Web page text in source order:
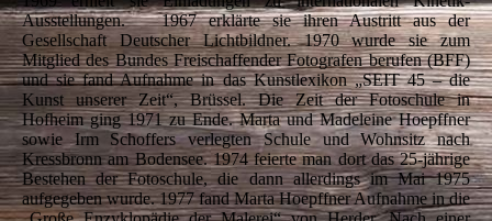
Ausstellungen. 1967 erklärte sie ihren Austritt aus der
Gesellschaft Deutscher Lichtbildner. 1970 wurde sie zum
Mitglied des Bundes Freischaffender Fotografen berufen (BFF)
und sie fand Aufnahme in das Kunstlexikon „SEIT 45 – die
Kunst unserer Zeit“, Brüssel. Die Zeit der Fotoschule in
Hofheim ging 1971 zu Ende. Marta und Madeleine Hoepffner
sowie Irm Schoffers verlegten Schule und Wohnsitz nach
Kressbronn am Bodensee. 1974 feierte man dort das 25-jährige
Bestehen der Fotoschule, die dann allerdings im Mai 1975
aufgegeben wurde. 1977 fand Marta Hoepffner Aufnahme in die